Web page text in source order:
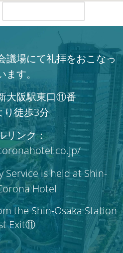
議場にて礼拝をおこなっ
ます。
大阪駅東口⑪番
り徒歩3分
リンク：
Service is held at Shin-
Hotel
the Shin-Osaka Station
Exit⑪